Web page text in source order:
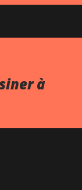
à